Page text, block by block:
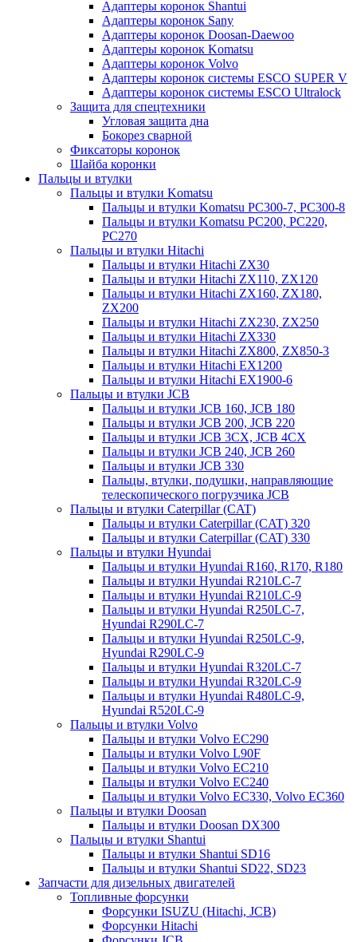
Адаптеры коронок Shantui
Адаптеры коронок Sany
Адаптеры коронок Doosan-Daewoo
Адаптеры коронок Komatsu
Адаптеры коронок Volvo
Адаптеры коронок системы ESCO SUPER V
Адаптеры коронок системы ESCO Ultralock
Защита для спецтехники
Угловая защита дна
Бокорез сварной
Фиксаторы коронок
Шайба коронки
Пальцы и втулки
Пальцы и втулки Komatsu
Пальцы и втулки Komatsu PC300-7, PC300-8
Пальцы и втулки Komatsu PC200, PC220,
PC270
Пальцы и втулки Hitachi
Пальцы и втулки Hitachi ZX30
Пальцы и втулки Hitachi ZX110, ZX120
Пальцы и втулки Hitachi ZX160, ZX180,
ZX200
Пальцы и втулки Hitachi ZX230, ZX250
Пальцы и втулки Hitachi ZX330
Пальцы и втулки Hitachi ZX800, ZX850-3
Пальцы и втулки Hitachi EX1200
Пальцы и втулки Hitachi EX1900-6
Пальцы и втулки JCB
Пальцы и втулки JCB 160, JCB 180
Пальцы и втулки JCB 200, JCB 220
Пальцы и втулки JCB 3CX, JCB 4CX
Пальцы и втулки JCB 240, JCB 260
Пальцы и втулки JCB 330
Пальцы, втулки, подушки, направляющие
телескопического погрузчика JCB
Пальцы и втулки Caterpillar (CAT)
Пальцы и втулки Caterpillar (CAT) 320
Пальцы и втулки Caterpillar (CAT) 330
Пальцы и втулки Hyundai
Пальцы и втулки Hyundai R160, R170, R180
Пальцы и втулки Hyundai R210LC-7
Пальцы и втулки Hyundai R210LC-9
Пальцы и втулки Hyundai R250LC-7,
Hyundai R290LC-7
Пальцы и втулки Hyundai R250LC-9,
Hyundai R290LC-9
Пальцы и втулки Hyundai R320LC-7
Пальцы и втулки Hyundai R320LC-9
Пальцы и втулки Hyundai R480LC-9,
Hyundai R520LC-9
Пальцы и втулки Volvo
Пальцы и втулки Volvo EC290
Пальцы и втулки Volvo L90F
Пальцы и втулки Volvo EC210
Пальцы и втулки Volvo EC240
Пальцы и втулки Volvo EC330, Volvo EC360
Пальцы и втулки Doosan
Пальцы и втулки Doosan DX300
Пальцы и втулки Shantui
Пальцы и втулки Shantui SD16
Пальцы и втулки Shantui SD22, SD23
Запчасти для дизельных двигателей
Топливные форсунки
Форсунки ISUZU (Hitachi, JCB)
Форсунки Hitachi